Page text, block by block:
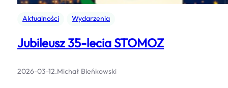
Aktualności Wydarzenia
Jubileusz 35-lecia STOMOZ
2026-03-12.Michał Bieńkowski